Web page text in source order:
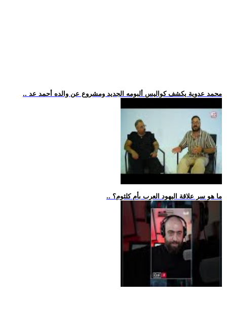
.. محمد عدوية يكشف كواليس ألبومه الجديد ومشروع عن والده أحمد عد
.. ما هو سر علاقة اليهود العرب بأم كلثوم؟